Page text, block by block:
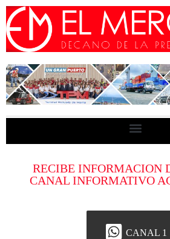
RECIBE INFORMACION
CANAL INFORMATIVO
CANAL 1